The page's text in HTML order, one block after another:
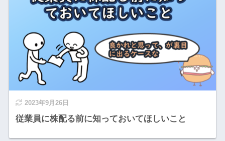
2023年9月26日
従業員に株配る前に知っておいてほしいこと